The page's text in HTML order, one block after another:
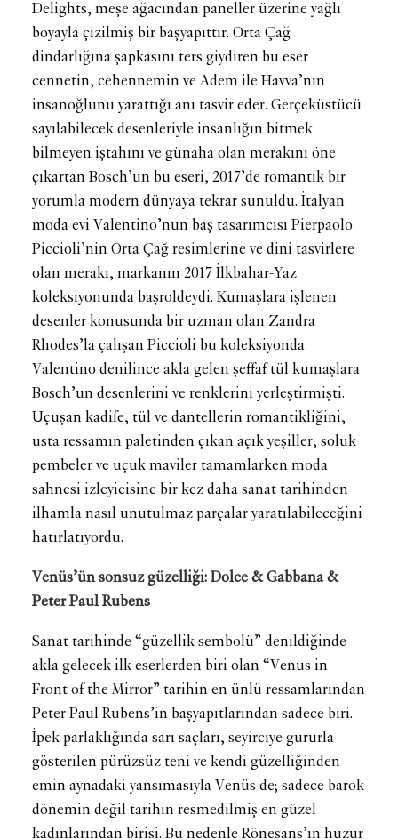
Delights, meşe ağacından paneller üzerine yağlı
boyayla çizilmiş bir başyapıttır. Orta Çağ
dindarlığına şapkasını ters giydiren bu eser
cennetin, cehennemin ve Adem ile Havva’nın
insanoğlunu yarattığı anı tasvir eder. Gerçeküstücü
sayılabilecek desenleriyle insanlığın bitmek
bilmeyen iştahını ve günaha olan merakını öne
çıkartan Bosch’un bu eseri, 2017’de romantik bir
yorumla modern dünyaya tekrar sunuldu. İtalyan
moda evi Valentino’nun baş tasarımcısı Pierpaolo
Piccioli’nin Orta Çağ resimlerine ve dini tasvirlere
olan merakı, markanın 2017 İlkbahar-Yaz
koleksiyonunda başroldeydi. Kumaşlara işlenen
desenler konusunda bir uzman olan Zandra
Rhodes’la çalışan Piccioli bu koleksiyonda
Valentino denilince akla gelen şeffaf tül kumaşlara
Bosch’un desenlerini ve renklerini yerleştirmişti.
Uçuşan kadife, tül ve dantellerin romantikliğini,
usta ressamın paletinden çıkan açık yeşiller, soluk
pembeler ve uçuk maviler tamamlarken moda
sahnesi izleyicisine bir kez daha sanat tarihinden
ilhamla nasıl unutulmaz parçalar yaratılabileceğini
hatırlatıyordu.
Venüs’ün sonsuz güzelliği: Dolce & Gabbana &
Peter Paul Rubens
Sanat tarihinde “güzellik sembolü” denildiğinde
akla gelecek ilk eserlerden biri olan “Venus in
Front of the Mirror” tarihin en ünlü ressamlarından
Peter Paul Rubens’in başyapıtlarından sadece biri.
İpek parlaklığında sarı saçları, seyirciye gururla
gösterilen pürüzsüz teni ve kendi güzelliğinden
emin aynadaki yansımasıyla Venüs de; sadece barok
dönemin değil tarihin resmedilmiş en güzel
kadınlarından birisi. Bu nedenle Rönesans’ın huzur